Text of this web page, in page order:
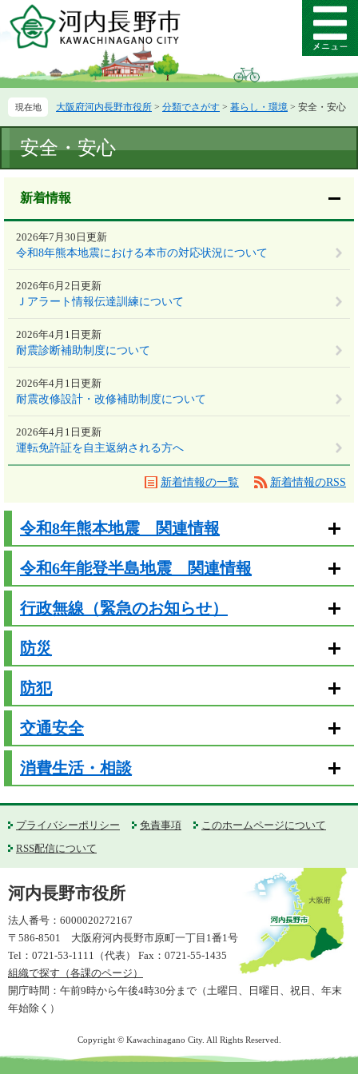
ー
先
す。
ニ
を
し
メ
ニ
ー
大阪府河内長野市役所 > 分類でさがす > 暮らし・環境 > 安全・安心
文
安全・安心
新着情報
令和8年熊本地震における本市の対応状況について
2026年7月30日更新
Ｊアラート情報伝達訓練について
2026年6月2日更新
耐震診断補助制度について
2026年4月1日更新
耐震改修設計・改修補助制度について
2026年4月1日更新
運転免許証を自主返納される方へ
2026年4月1日更新
新着情報の一覧 新着情報のRSS
令和8年熊本地震 関連情報
令和6年能登半島地震 関連情報
行政無線（緊急のお知らせ）
防災
防犯
交通安全
消費生活・相談
プライバシーポリシー 免責事項
このホームページについて
RSS配信について
河内長野市役所
法人番号：6000020272167
〒586-8501 大阪府河内長野市原町一丁目1番1号
Tel：0721-53-1111（代表） Fax：0721-55-1435
組織で探す（各課のページ）
開庁時間：午前9時から午後4時30分まで（土曜日、日曜日、祝日、年末
年始除く）
Copyright © Kawachinagano City. All Rights Reserved.